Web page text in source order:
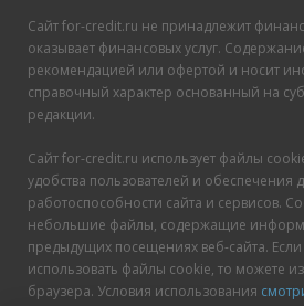
Сайт for-credit.ru не принадлежит
оказывает финансовых услуг.
рекомендацией или офертой и носит
справочный характер основанный на
редакции.
Сайт for-credit.ru использует файлы
удобства пользователей и обеспечения
работоспособности сайта и сервисов.
небольшие файлы, содержащие
предыдущих посещениях веб-сайта. Если
использовать файлы cookie, то можете
браузера. Условия использования